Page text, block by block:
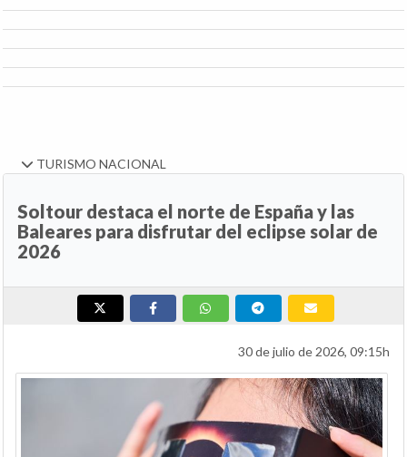
TURISMO NACIONAL
Soltour destaca el norte de España y las
Baleares para disfrutar del eclipse solar de
2026
30 de julio de 2026, 09:15h